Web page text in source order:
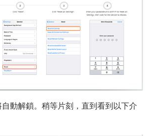
動解鎖。稍等片刻，直到看到以下介